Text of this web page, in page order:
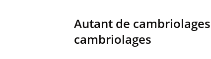
Autant de
cambriolages